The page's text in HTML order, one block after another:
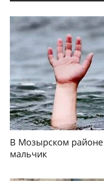
В Мозырском районе
мальчик